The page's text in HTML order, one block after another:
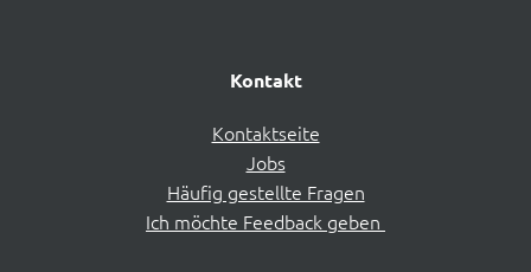
Kontakt
Kontaktseite
Jobs
Häufig gestellte Fragen
Ich möchte Feedback geben